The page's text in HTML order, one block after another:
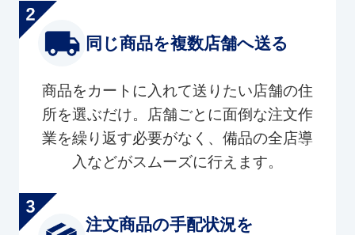
同じ商品を複数店舗へ送る
商品をカートに入れて送りたい店舗の住
所を選ぶだけ。店舗ごとに面倒な注文作
業を繰り返す必要がなく、備品の全店導
入などがスムーズに行えます。
注文商品の手配状況を